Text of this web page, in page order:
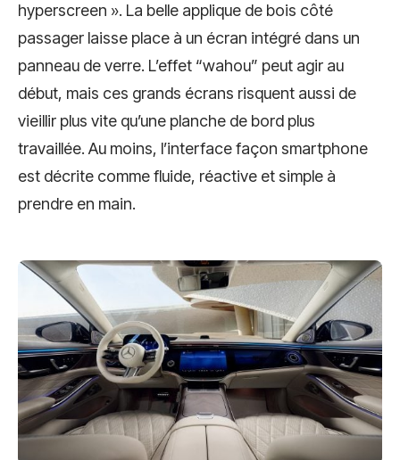
hyperscreen ». La belle applique de bois côté
passager laisse place à un écran intégré dans un
panneau de verre. L’effet “wahou” peut agir au
début, mais ces grands écrans risquent aussi de
vieillir plus vite qu’une planche de bord plus
travaillée. Au moins, l’interface façon smartphone
est décrite comme fluide, réactive et simple à
prendre en main.